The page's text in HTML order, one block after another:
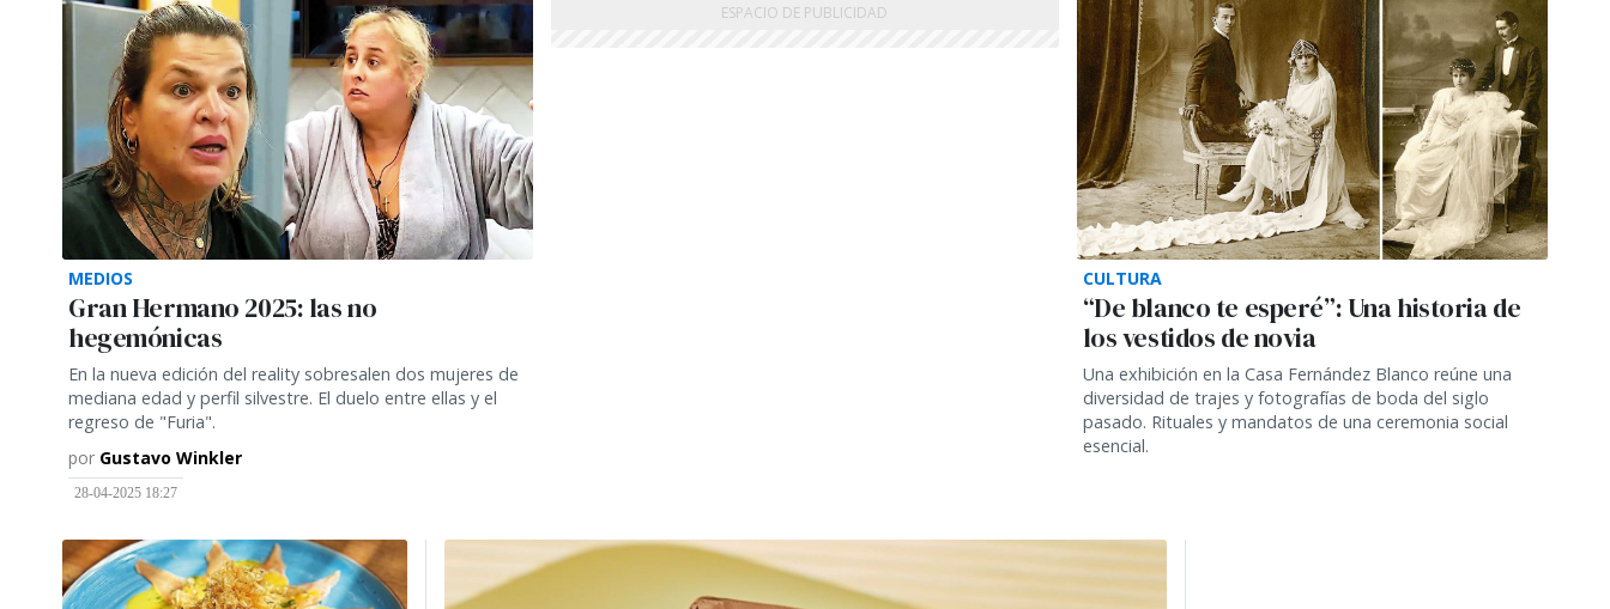
MEDIOS
Gran Hermano 2025: las no
hegemónicas
En la nueva edición del reality sobresalen dos mujeres de
mediana edad y perfil silvestre. El duelo entre ellas y el
regreso de "Furia".
por Gustavo Winkler
28-04-2025 18:27
CULTURA
“De blanco te esperé”: Una historia de
los vestidos de novia
Una exhibición en la Casa Fernández Blanco reúne una
diversidad de trajes y fotografías de boda del siglo
pasado. Rituales y mandatos de una ceremonia social
esencial.